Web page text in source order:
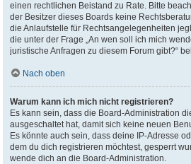
einen rechtlichen Beistand zu Rate. Bitte
der Besitzer dieses Boards keine
die Anlaufstelle für Rechtsangelegenheiten
die unter der Frage „An wen soll ich mich
juristische Anfragen zu diesem Forum gibt?“
Nach oben
Warum kann ich mich nicht registrieren?
Es kann sein, dass die Board-Administration
ausgeschaltet hat, damit sich keine neuen
Es könnte auch sein, dass deine IP-Adresse
dem du dich registrieren möchtest, gesperrt
wende dich an die Board-Administration.